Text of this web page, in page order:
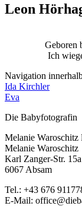
Leon
Geboren
Ich
Navigation
Ida Kirchler
Eva
Die Babyfotografin
Melanie Waroschitz
Melanie Waroschitz
Karl Zanger-Str. 15a
6067 Absam
Tel.: +43 676
E-Mail: